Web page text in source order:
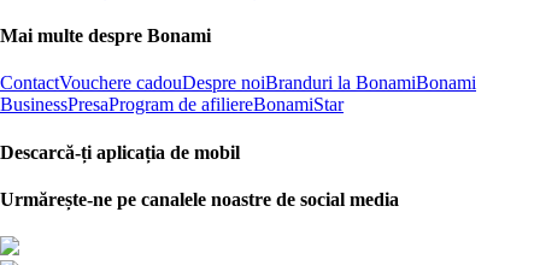
Mai multe despre Bonami
ContactVouchere cadouDespre noiBranduri la BonamiBonami
BusinessPresaProgram de afiliereBonamiStar
Descarcă-ți aplicația de mobil
Urmărește-ne pe canalele noastre de social media